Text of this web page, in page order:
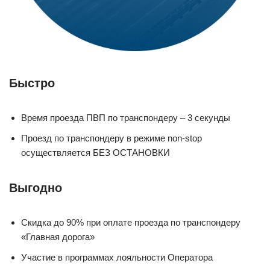
Быстро
Время проезда ПВП по транспондеру – 3 секунды
Проезд по транспондеру в режиме non-stop
осуществляется БЕЗ ОСТАНОВКИ
Выгодно
Скидка до 90% при оплате проезда по транспондеру
«Главная дорога»
Участие в программах лояльности Оператора